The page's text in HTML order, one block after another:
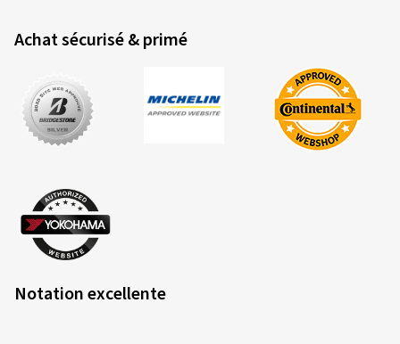
Achat sécurisé & primé
Notation excellente